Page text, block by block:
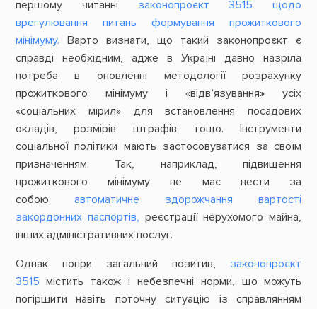
першому читанні законопроєкт 3515 щодо
врегулювання питань формування прожиткового
мінімуму. Варто визнати, що такий законопроєкт є
справді необхідним, адже в Україні давно назріла
потреба в оновленні методології розрахунку
прожиткового мінімуму і «відв’язування» усіх
«соціальних мірил» для встановлення посадових
окладів, розмірів штрафів тощо. Інструменти
соціальної політики мають застосовуватися за своїм
призначенням. Так, наприклад, підвищення
прожиткового мінімуму не має нести за
собою автоматичне здорожчання вартості
закордонних паспортів, реєстрації нерухомого майна,
інших адміністративних послуг.
Однак попри загальний позитив, законопроєкт
3515 містить також і небезпечні норми, що можуть
погіршити навіть поточну ситуацію із справлянням